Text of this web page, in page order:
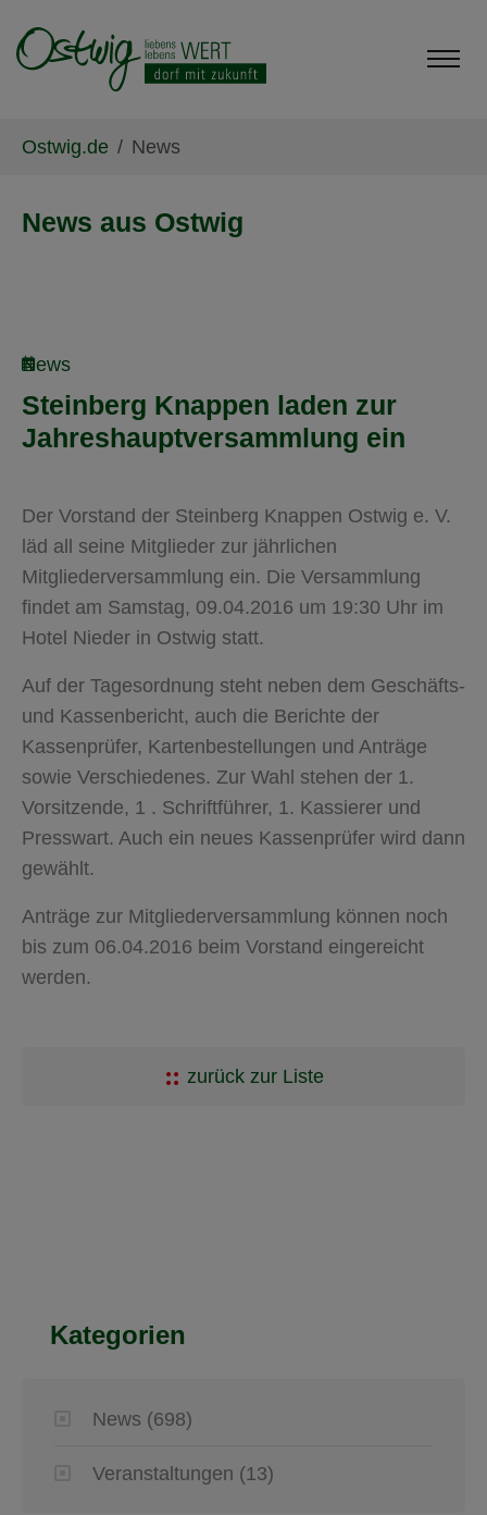
Ostwig.de News
News aus Ostwig
News
Steinberg Knappen laden zur
Jahreshauptversammlung ein
Der Vorstand der Steinberg Knappen Ostwig e. V.
läd all seine Mitglieder zur jährlichen
Mitgliederversammlung ein. Die Versammlung
findet am Samstag, 09.04.2016 um 19:30 Uhr im
Hotel Nieder in Ostwig statt.
Auf der Tagesordnung steht neben dem Geschäfts-
und Kassenbericht, auch die Berichte der
Kassenprüfer, Kartenbestellungen und Anträge
sowie Verschiedenes. Zur Wahl stehen der 1.
Vorsitzende, 1 . Schriftführer, 1. Kassierer und
Presswart. Auch ein neues Kassenprüfer wird dann
gewählt.
Anträge zur Mitgliederversammlung können noch
bis zum 06.04.2016 beim Vorstand eingereicht
werden.
zurück zur Liste
Kategorien
News (698)
Veranstaltungen (13)